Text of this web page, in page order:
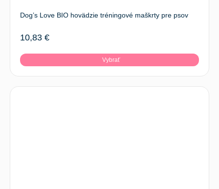
Dog’s Love BIO hovädzie tréningové maškrty pre psov
10,83 €
Vybrať